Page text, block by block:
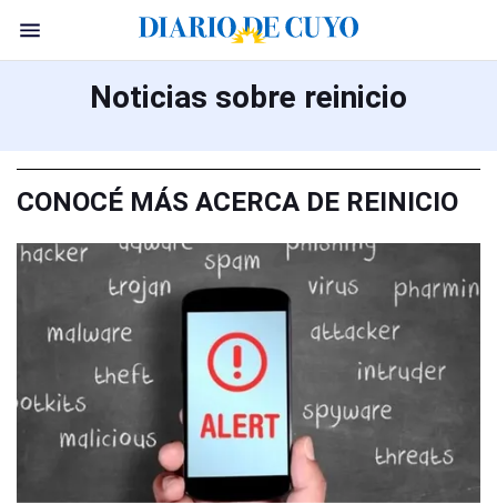
Noticias sobre reinicio
CONOCÉ MÁS ACERCA DE REINICIO